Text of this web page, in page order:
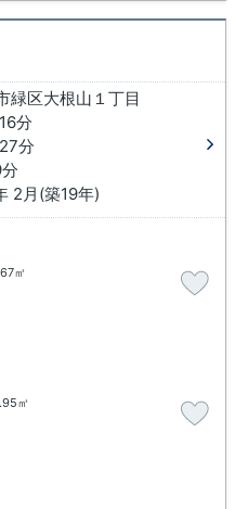
緑区大根山１丁目
分
分
2月(築19年)
㎡
㎡